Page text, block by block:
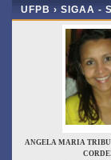
UFPB › SIGAA -
ANGELA MARIA